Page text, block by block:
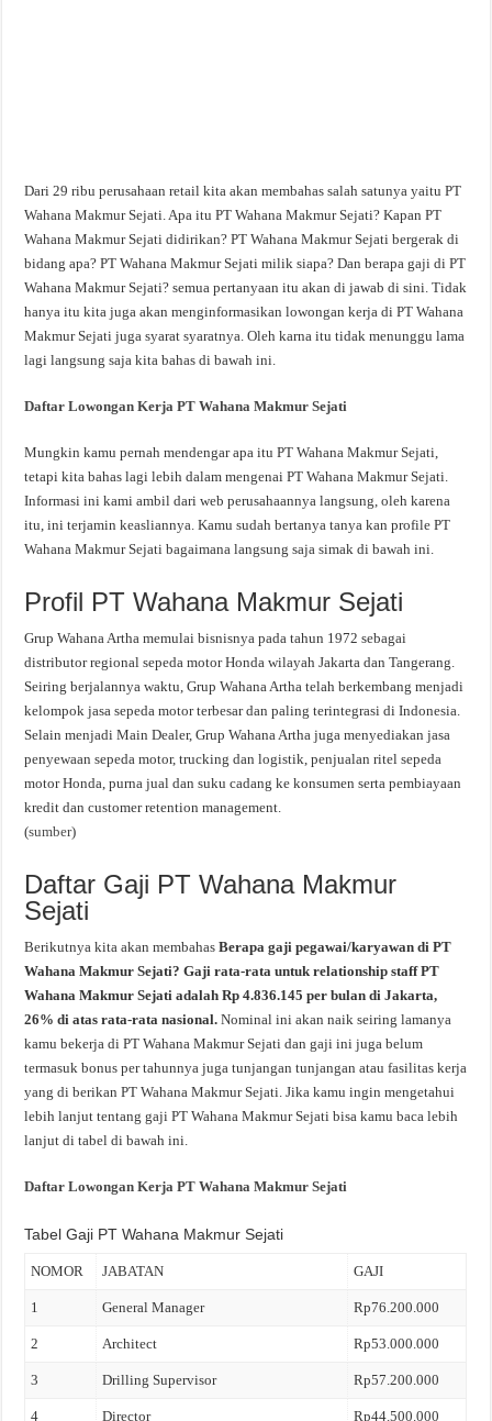
Dari 29 ribu perusahaan retail kita akan membahas salah satunya yaitu PT
Wahana Makmur Sejati. Apa itu PT Wahana Makmur Sejati? Kapan PT
Wahana Makmur Sejati didirikan? PT Wahana Makmur Sejati bergerak di
bidang apa? PT Wahana Makmur Sejati milik siapa? Dan berapa gaji di PT
Wahana Makmur Sejati? semua pertanyaan itu akan di jawab di sini. Tidak
hanya itu kita juga akan menginformasikan lowongan kerja di PT Wahana
Makmur Sejati juga syarat syaratnya. Oleh karna itu tidak menunggu lama
lagi langsung saja kita bahas di bawah ini.
Daftar Lowongan Kerja PT Wahana Makmur Sejati
Mungkin kamu pernah mendengar apa itu PT Wahana Makmur Sejati,
tetapi kita bahas lagi lebih dalam mengenai PT Wahana Makmur Sejati.
Informasi ini kami ambil dari web perusahaannya langsung, oleh karena
itu, ini terjamin keasliannya. Kamu sudah bertanya tanya kan profile PT
Wahana Makmur Sejati bagaimana langsung saja simak di bawah ini.
Profil PT Wahana Makmur Sejati
Grup Wahana Artha memulai bisnisnya pada tahun 1972 sebagai
distributor regional sepeda motor Honda wilayah Jakarta dan Tangerang.
Seiring berjalannya waktu, Grup Wahana Artha telah berkembang menjadi
kelompok jasa sepeda motor terbesar dan paling terintegrasi di Indonesia.
Selain menjadi Main Dealer, Grup Wahana Artha juga menyediakan jasa
penyewaan sepeda motor, trucking dan logistik, penjualan ritel sepeda
motor Honda, purna jual dan suku cadang ke konsumen serta pembiayaan
kredit dan customer retention management.
(sumber)
Daftar Gaji PT Wahana Makmur
Sejati
Berikutnya kita akan membahasBerapa gaji pegawai/karyawan di PT
Wahana Makmur Sejati? Gaji rata-rata untuk relationship staff PT
Wahana Makmur Sejati adalah Rp 4.836.145 per bulan di Jakarta,
26% di atas rata-rata nasional.Nominal ini akan naik seiring lamanya
kamu bekerja di PT Wahana Makmur Sejati dan gaji ini juga belum
termasuk bonus per tahunnya juga tunjangan tunjangan atau fasilitas kerja
yang di berikan PT Wahana Makmur Sejati. Jika kamu ingin mengetahui
lebih lanjut tentang gaji PT Wahana Makmur Sejati bisa kamu baca lebih
lanjut di tabel di bawah ini.
Daftar Lowongan Kerja PT Wahana Makmur Sejati
Tabel Gaji PT Wahana Makmur Sejati
NOMOR JABATAN GAJI
1 General Manager Rp76.200.000
2 Architect Rp53.000.000
3 Drilling Supervisor Rp57.200.000
4 Director Rp44.500.000